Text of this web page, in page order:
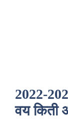
2022-
वय किती